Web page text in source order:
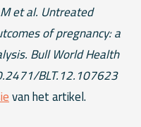
et al. Untreated
of pregnancy: a
Bull World Health
BLT.12.107623
van het artikel.